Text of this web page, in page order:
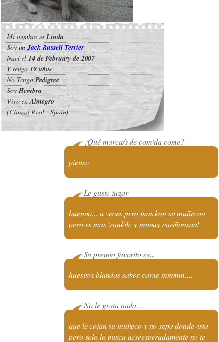
Mi nombre esLinda
Soy unJack Russell Terrier
Nací el 14 de February de 2007
Y tengo 19 años
No TengoPedigree
SoyHembra
Vivo enAlmagro
(Ciudad Real - Spain)
¿Qué marca/s de comida come?
pienso
Le gusta jugar
buenoo... a veces pero mas kon su muñecoo
pero es mas trankila y muuuy cariñoosaa!
Su premio favorito es...
huesitos blandos sabor carne mmmm....
No le gusta nada...
que le cojan su muñeco y no sepa donde esta
pero solo lo busca deseesperadamente no te